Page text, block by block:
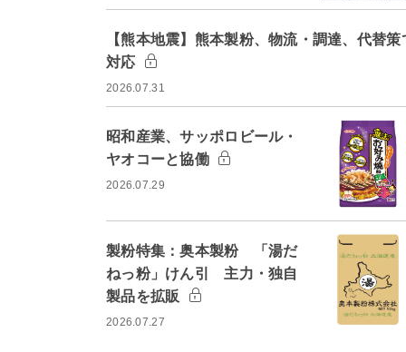
【熊本地震】熊本製粉、物流・調達、代替策
対応
2026.07.31
昭和産業、サッポロビール・
ヤオコーと協働
2026.07.29
製粉特集：奥本製粉 「湯だ
ねっ粉」けん引 主力・独自
製品を拡販
2026.07.27